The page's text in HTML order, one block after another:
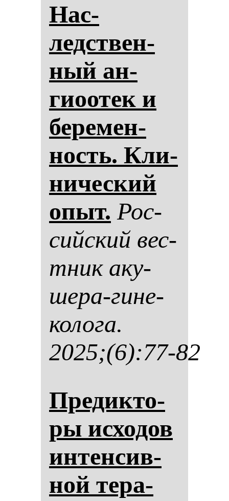
Нас­
ледствен­
ный ан­
гиоотек и
бе­ре­мен­
ность. Кли­
ни­чес­кий
опыт. Рос­
сий­ский вес­
тник аку­
ше­ра-ги­не­
ко­ло­га.
2025;(6):77-82
Пре­дик­то­
ры ис­хо­дов
ин­тен­сив­
ной те­ра­